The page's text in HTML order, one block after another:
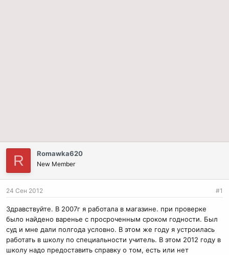
R Romawka620
New Member
24 Сен 2012 #1
Здравствуйте. В 2007г я работала в магазине. при проверке
было найдено варенье с просроченным сроком годности. Был
суд и мне дали полгода условно. В этом же году я устроилась
работать в школу по специальности учитель. В этом 2012 году в
школу надо предоставить справку о том, есть или нет